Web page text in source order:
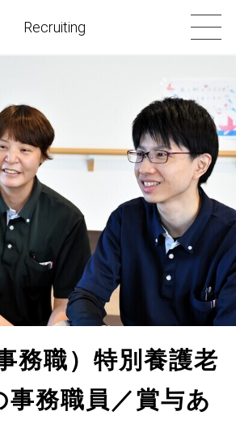
Recruiting
務職）特別養護老
事務職員／賞与あ